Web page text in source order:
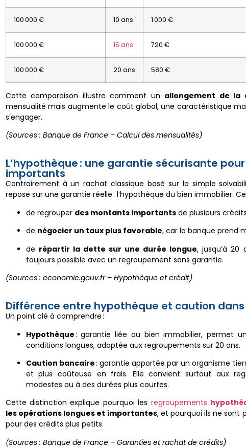
100 000 € 10 ans 1 000 €
100 000 € 15 ans 720 €
100 000 € 20 ans 580 €
Cette comparaison illustre comment un allongement de la
mensualité mais augmente le coût global, une caractéristique
s’engager.
(Sources : Banque de France – Calcul des mensualités)
L’hypothèque : une garantie sécurisante
importants
Contrairement à un rachat classique basé sur la simple
repose sur une garantie réelle : l’hypothèque du bien immobilier.
de regrouper des montants importantsde plusieurs
de négocier un taux plus favorable, car la banque prend
de répartir la dette sur une durée longue, jusqu’à 20
toujours possible avec un regroupement sans garantie.
(Sources : economie.gouv.fr – Hypothèque et crédit)
Différence entre hypothèque et caution
Un point clé à comprendre :
Hypothèque: garantie liée au bien immobilier, permet
conditions longues, adaptée aux regroupements sur 20 ans.
Caution bancaire: garantie apportée par un organisme
et plus coûteuse en frais. Elle convient surtout aux
modestes ou à des durées plus courtes.
Cette distinction explique pourquoi les regroupements
les opérations longues et importantes, et pourquoi ils ne sont
pour des crédits plus petits.
(Sources : Banque de France – Garanties et rachat de crédits)